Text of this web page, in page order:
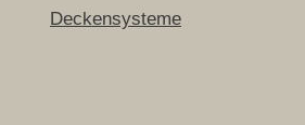
Deckensysteme